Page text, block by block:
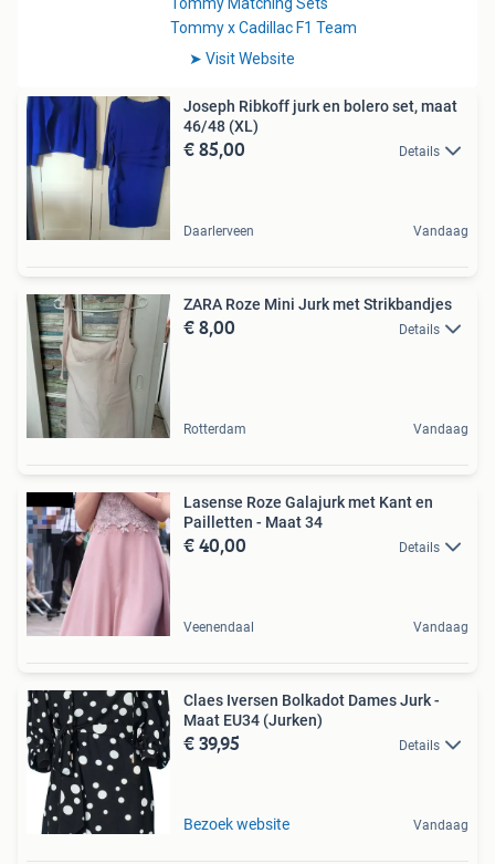
Joseph Ribkoff jurk en bolero set, maat
46/48 (XL)
€ 85,00 Details
Daarlerveen Vandaag
ZARA Roze Mini Jurk met Strikbandjes
€ 8,00 Details
Rotterdam Vandaag
Lasense Roze Galajurk met Kant en
Pailletten - Maat 34
€ 40,00 Details
Veenendaal Vandaag
Claes Iversen Bolkadot Dames Jurk -
Maat EU34 (Jurken)
€ 39,95 Details
Bezoek website Vandaag